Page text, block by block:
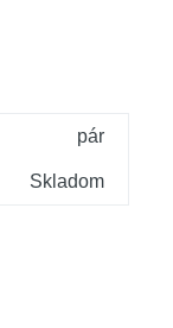
pár
Skladom